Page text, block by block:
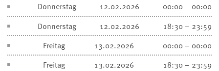
Donnerstag
12.02.2026
00:00 – 00:00
Donnerstag
12.02.2026
18:30 – 23:59
Freitag
13.02.2026
00:00 – 00:00
Freitag
13.02.2026
18:30 – 23:59